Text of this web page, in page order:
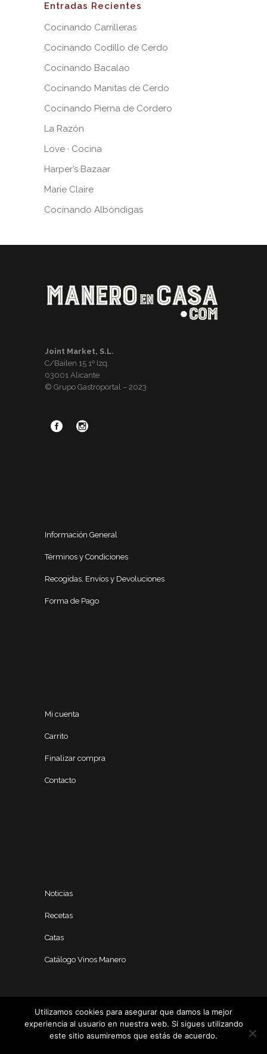
Entradas Recientes
Cocinando Carrilleras
Cocinando Codillo de Cerdo
Cocinando Bacalao
Cocinando Manitas de Cerdo
Cocinando Pierna de Cordero
La Razón
Love · Cocina
Harper’s Bazaar
Marie Claire
Cocinando Albóndigas
Joint Market, S.L.
C/Bailen 15 1º Izq.
03001 Alicante
© Grupo Gastroportal – 2023
Información General
Términos y Condiciones
Recogidas, Envíos y Devoluciones
Forma de Pago
Mi cuenta
Carrito
Finalizar compra
Contacto
Noticias
Recetas
Catas
Catálogo Vinos Manero
Utilizamos cookies para asegurar que damos la mejor
experiencia al usuario en nuestra web. Si sigues utilizando
este sitio asumiremos que estás de acuerdo.